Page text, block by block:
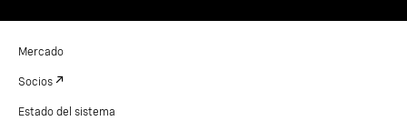
Mercado
Socios
Estado del sistema